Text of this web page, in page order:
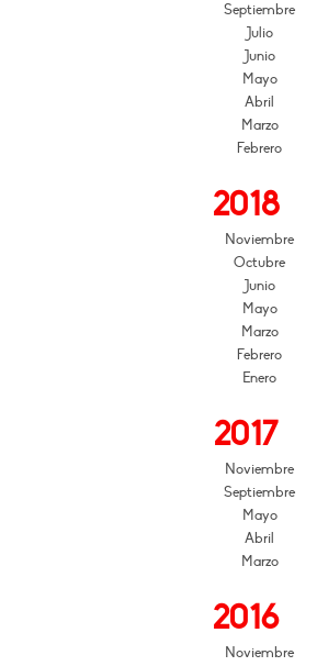
Septiembre
Julio
Junio
Mayo
Abril
Marzo
Febrero
2018
Noviembre
Octubre
Junio
Mayo
Marzo
Febrero
Enero
2017
Noviembre
Septiembre
Mayo
Abril
Marzo
2016
Noviembre